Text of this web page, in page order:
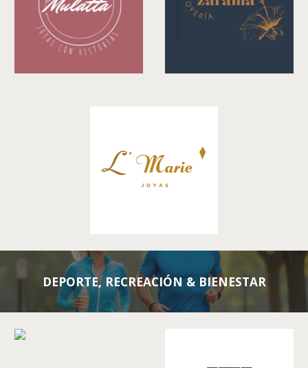
DEPORTE, RECREACIÓN & BIENESTAR